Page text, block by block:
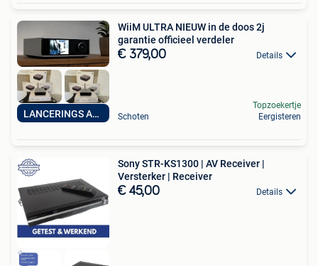
LANCERINGS ACTIE
WiiM ULTRA NIEUW in de doos 2j
garantie officieel verdeler
€ 379,00 Details
Schoten
Topzoekertje
Eergisteren
Sony STR-KS1300 | AV Receiver |
Versterker | Receiver
€ 45,00 Details